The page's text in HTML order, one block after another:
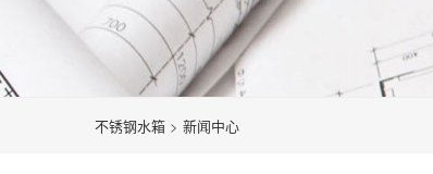
不锈钢水箱 > 新闻中心